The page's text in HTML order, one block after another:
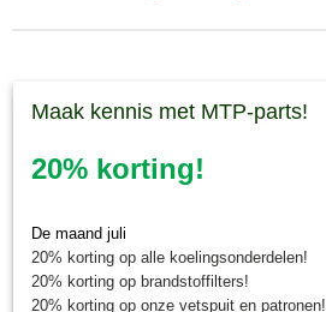
Maak kennis met MTP-parts!
20% korting!
De maand juli
20% korting op alle koelingsonderdelen!
20% korting op brandstoffilters!
20% korting op onze vetspuit en patronen!